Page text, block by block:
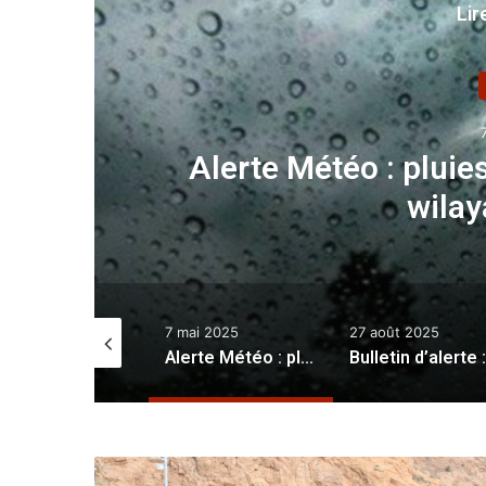
Bulletin
27 août 2025 18 août 2024
O